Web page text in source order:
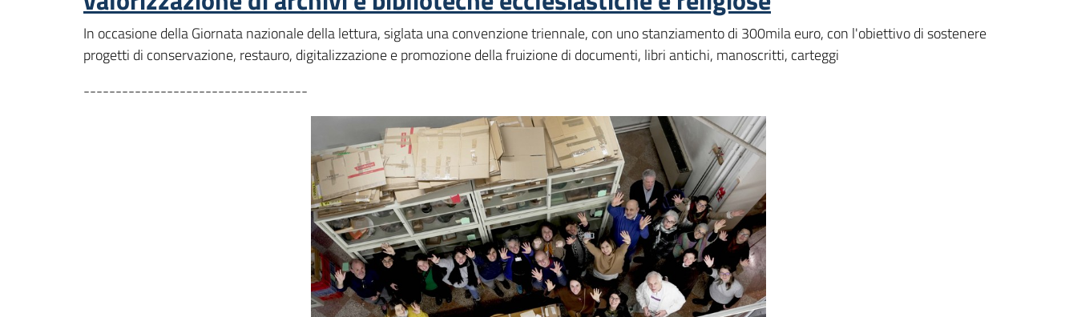
In occasione della Giornata nazionale della lettura, siglata una convenzione triennale, con uno stanziamento di 300mila euro, con l'obiettivo di sostenere
progetti di conservazione, restauro, digitalizzazione e promozione della fruizione di documenti, libri antichi, manoscritti, carteggi
-----------------------------------